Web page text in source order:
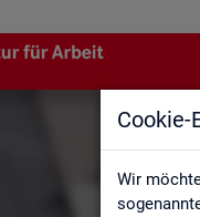
Cookie-
Wir